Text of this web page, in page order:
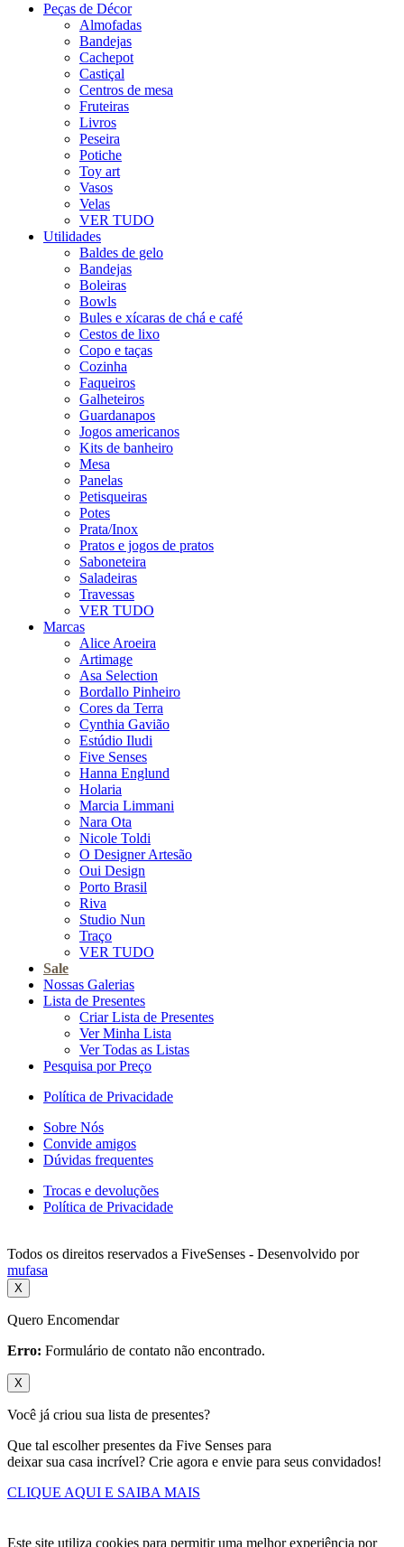
Peças de Décor
Almofadas
Bandejas
Cachepot
Castiçal
Centros de mesa
Fruteiras
Livros
Peseira
Potiche
Toy art
Vasos
Velas
VER TUDO
Utilidades
Baldes de gelo
Bandejas
Boleiras
Bowls
Bules e xícaras de chá e café
Cestos de lixo
Copo e taças
Cozinha
Faqueiros
Galheteiros
Guardanapos
Jogos americanos
Kits de banheiro
Mesa
Panelas
Petisqueiras
Potes
Prata/Inox
Pratos e jogos de pratos
Saboneteira
Saladeiras
Travessas
VER TUDO
Marcas
Alice Aroeira
Artimage
Asa Selection
Bordallo Pinheiro
Cores da Terra
Cynthia Gavião
Estúdio Iludi
Five Senses
Hanna Englund
Holaria
Marcia Limmani
Nara Ota
Nicole Toldi
O Designer Artesão
Oui Design
Porto Brasil
Riva
Studio Nun
Traço
VER TUDO
Sale
Nossas Galerias
Lista de Presentes
Criar Lista de Presentes
Ver Minha Lista
Ver Todas as Listas
Pesquisa por Preço
Política de Privacidade
Sobre Nós
Convide amigos
Dúvidas frequentes
Trocas e devoluções
Política de Privacidade
Todos os direitos reservados a FiveSenses - Desenvolvido por
mufasa
X
Quero Encomendar
Erro: Formulário de contato não encontrado.
X
Você já criou sua lista de presentes?
Que tal escolher presentes da Five Senses para
deixar sua casa incrível? Crie agora e envie para seus convidados!
CLIQUE AQUI E SAIBA MAIS
Este site utiliza cookies para permitir uma melhor experiência por